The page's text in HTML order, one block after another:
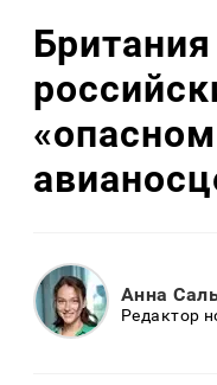
Анна
Редактор